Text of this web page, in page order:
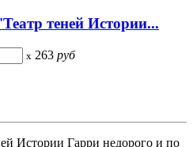
теней Истории...
x 263 руб
Истории Гарри недорого и по